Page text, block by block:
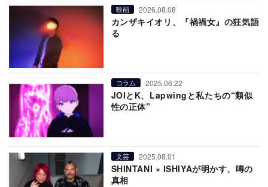
映画 2026.08.08
カンザキイオリ、『禍禍女』の狂気語
る
コラム 2025.06.22
JOIとK、Lapwingと私たちの“類似
性の正体”
文芸 2025.08.01
SHINTANI × ISHIYAが明かす、噂の
真相